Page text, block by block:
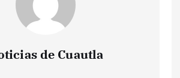
de Cuautla